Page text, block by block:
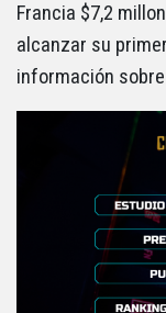
Francia $7,2
alcanzar su
información